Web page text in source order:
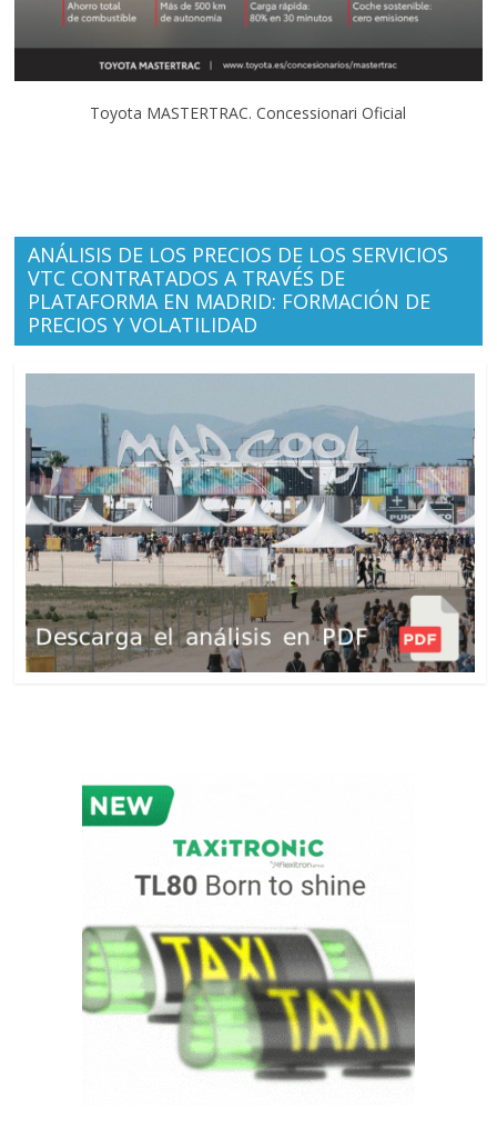
Toyota MASTERTRAC. Concessionari Oficial
ANÁLISIS DE LOS PRECIOS DE LOS SERVICIOS
VTC CONTRATADOS A TRAVÉS DE
PLATAFORMA EN MADRID: FORMACIÓN DE
PRECIOS Y VOLATILIDAD